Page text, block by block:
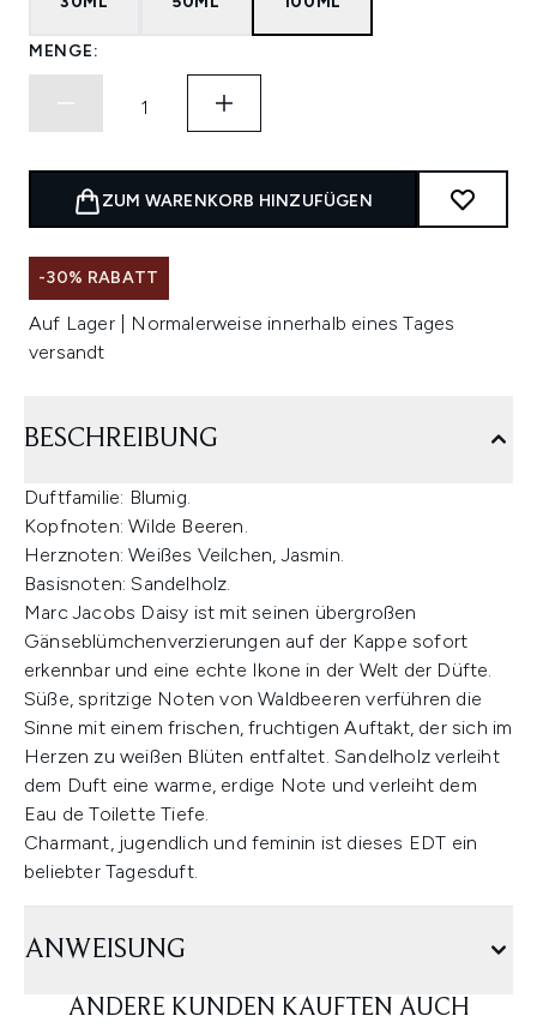
MENGE:
ZUM WARENKORB HINZUFÜGEN
-30% RABATT
Auf Lager | Normalerweise innerhalb eines Tages
versandt
BESCHREIBUNG
Duftfamilie: Blumig.
Kopfnoten: Wilde Beeren.
Herznoten: Weißes Veilchen, Jasmin.
Basisnoten: Sandelholz.
Marc Jacobs Daisy ist mit seinen übergroßen
Gänseblümchenverzierungen auf der Kappe sofort
erkennbar und eine echte Ikone in der Welt der Düfte.
Süße, spritzige Noten von Waldbeeren verführen die
Sinne mit einem frischen, fruchtigen Auftakt, der sich im
Herzen zu weißen Blüten entfaltet. Sandelholz verleiht
dem Duft eine warme, erdige Note und verleiht dem
Eau de Toilette Tiefe.
Charmant, jugendlich und feminin ist dieses EDT ein
beliebter Tagesduft.
ANWEISUNG
ANDERE KUNDEN KAUFTEN AUCH